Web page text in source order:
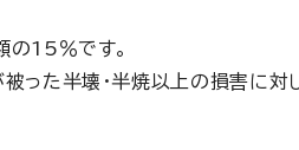
の15％です。
った半壊・半焼以上の損害に